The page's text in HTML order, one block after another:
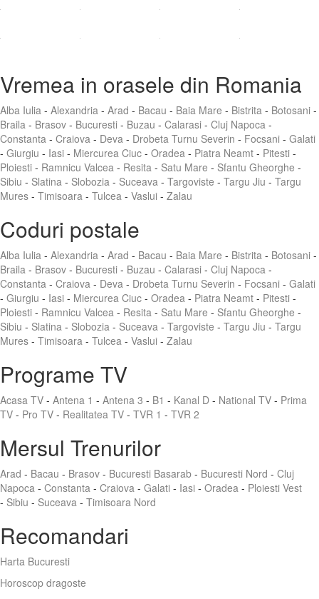
Vremea in orasele din Romania
Alba Iulia - Alexandria - Arad - Bacau - Baia Mare - Bistrita - Botosani -
Braila - Brasov - Bucuresti - Buzau - Calarasi - Cluj Napoca -
Constanta - Craiova - Deva - Drobeta Turnu Severin - Focsani - Galati
- Giurgiu - Iasi - Miercurea Ciuc - Oradea - Piatra Neamt - Pitesti -
Ploiesti - Ramnicu Valcea - Resita - Satu Mare - Sfantu Gheorghe -
Sibiu - Slatina - Slobozia - Suceava - Targoviste - Targu Jiu - Targu
Mures - Timisoara - Tulcea - Vaslui - Zalau
Coduri postale
Alba Iulia - Alexandria - Arad - Bacau - Baia Mare - Bistrita - Botosani -
Braila - Brasov - Bucuresti - Buzau - Calarasi - Cluj Napoca -
Constanta - Craiova - Deva - Drobeta Turnu Severin - Focsani - Galati
- Giurgiu - Iasi - Miercurea Ciuc - Oradea - Piatra Neamt - Pitesti -
Ploiesti - Ramnicu Valcea - Resita - Satu Mare - Sfantu Gheorghe -
Sibiu - Slatina - Slobozia - Suceava - Targoviste - Targu Jiu - Targu
Mures - Timisoara - Tulcea - Vaslui - Zalau
Programe TV
Acasa TV - Antena 1 - Antena 3 - B1 - Kanal D - National TV - Prima
TV - Pro TV - Realitatea TV - TVR 1 - TVR 2
Mersul Trenurilor
Arad - Bacau - Brasov - Bucuresti Basarab - Bucuresti Nord - Cluj
Napoca - Constanta - Craiova - Galati - Iasi - Oradea - Ploiesti Vest
- Sibiu - Suceava - Timisoara Nord
Recomandari
Harta Bucuresti
Horoscop dragoste